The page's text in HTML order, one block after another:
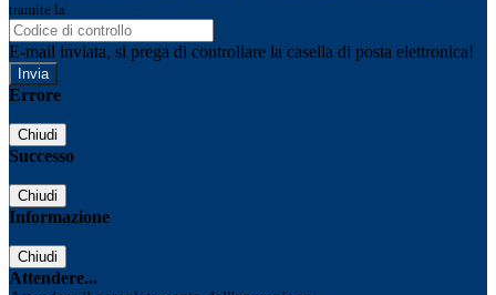
tramite la
E-mail inviata, si prega di controllare la casella di posta elettronica!
Errore
Chiudi
Successo
Chiudi
Informazione
Chiudi
Attendere...